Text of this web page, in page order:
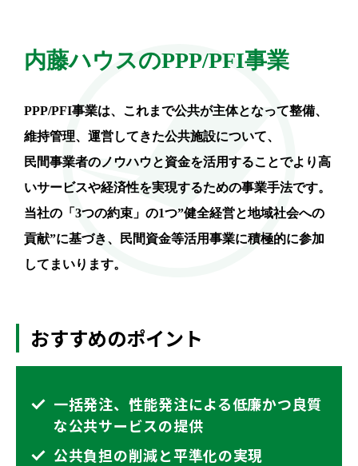
内藤ハウスのPPP/PFI事業
PPP/PFI事業は、これまで公共が主体となって整備、
維持管理、運営してきた公共施設について、
民間事業者のノウハウと資金を活用することでより高
いサービスや経済性を実現するための事業手法です。
当社の「3つの約束」の1つ”健全経営と地域社会への
貢献”に基づき、民間資金等活用事業に積極的に参加
してまいります。
おすすめのポイント
一括発注、性能発注による低廉かつ良質
な公共サービスの提供
公共負担の削減と平準化の実現